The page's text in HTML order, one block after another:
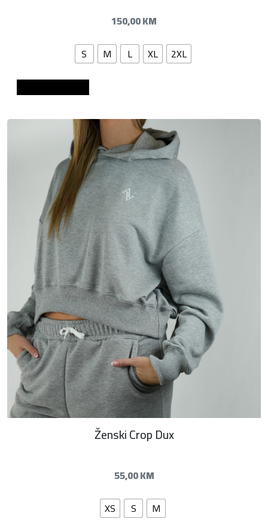
150,00KM
S
M L XL
2XL
Ženski Crop Dux
55,00KM
XS
S
M